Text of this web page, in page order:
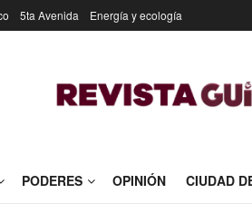
5ta Avenida Energía y ecología
PODERES OPINIÓN CIUDAD